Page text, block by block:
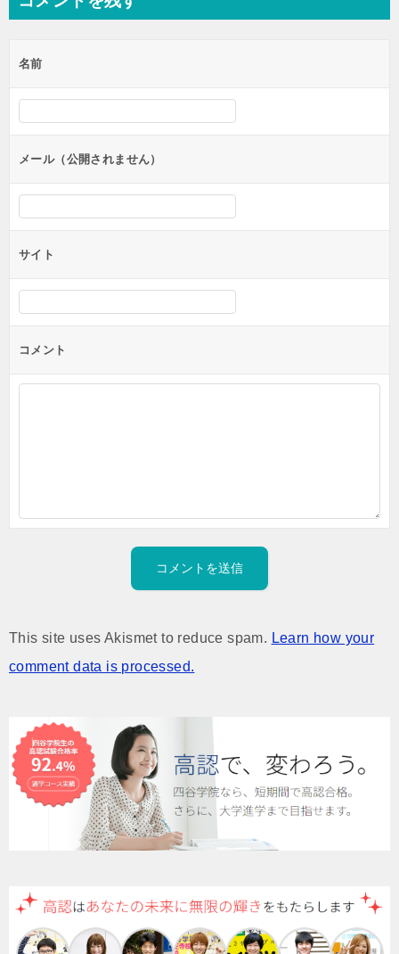
ビ
ー
シ
ン
名前
メール（公開されません）
サイト
コメント
This site uses Akismet to reduce spam. Learn how your
comment data is processed.